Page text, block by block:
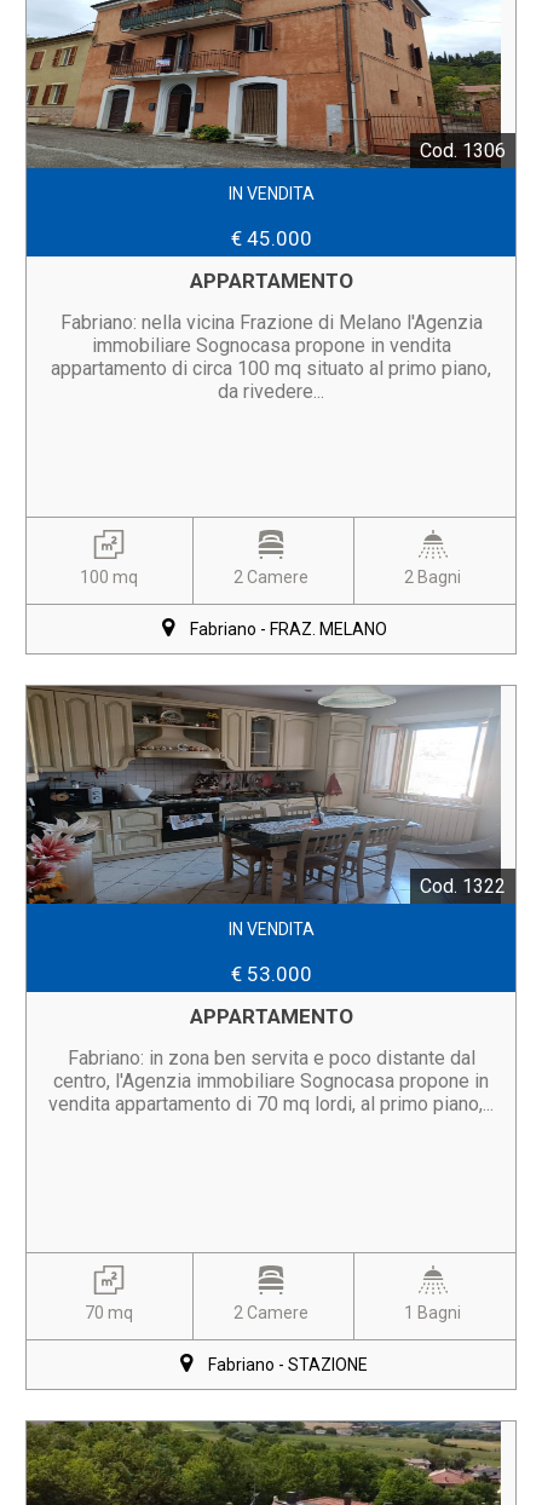
Cod. 1306
IN VENDITA
€ 45.000
APPARTAMENTO
Fabriano: nella vicina Frazione di Melano l'Agenzia
immobiliare Sognocasa propone in vendita
appartamento di circa 100 mq situato al primo piano,
da rivedere...
100 mq 2 Camere 2 Bagni
Fabriano - FRAZ. MELANO
Cod. 1322
IN VENDITA
€ 53.000
APPARTAMENTO
Fabriano: in zona ben servita e poco distante dal
centro, l'Agenzia immobiliare Sognocasa propone in
vendita appartamento di 70 mq lordi, al primo piano,...
70 mq 2 Camere 1 Bagni
Fabriano - STAZIONE